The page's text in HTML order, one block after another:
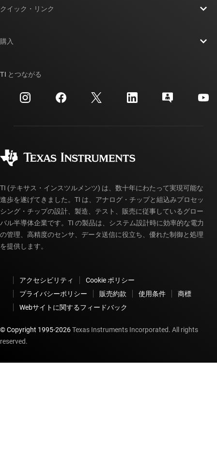
投資家向け情報
製造
クイック・リンク
クロスリファレンス検索
カスタマー・サポート・センター
myTI アカウントの FAQ
購入
ご注文に関する FAQ
TI とつながる
TI (テキサス・インスツルメンツ) は、数十年にわたって実現可能な
進歩を遂げてきました。TI は、アナログ・チップと組込みプロセッ
シング・チップの設計、製造、テスト、販売に従事しているグロー
バル半導体企業です。TI の製品は、システム設計時に効率的な電力
の管理、高精度のセンサ、データ送信に役立ち、優れた制御と処理
を提供します。
アクセシビリティ
Cookie ポリシー
プライバシーポリシー
販売約款 使用条件
商標
Webサイトに関するフィードバック
© Copyright 1995-2026Texas Instruments Incorporated. All rights
reserved.